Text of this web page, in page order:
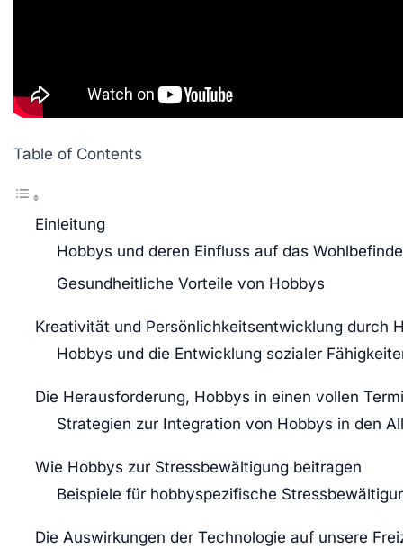
Table of Contents
Einleitung
Hobbys und deren Einfluss auf das
Gesundheitliche Vorteile von Hobbys
Kreativität und Persönlichkeitsentwicklung durch
Hobbys und die Entwicklung sozialer
Die Herausforderung, Hobbys in einen vollen
Strategien zur Integration von Hobbys in den
Wie Hobbys zur Stressbewältigung beitragen
Beispiele für hobbyspezifische
Die Auswirkungen der Technologie auf unsere